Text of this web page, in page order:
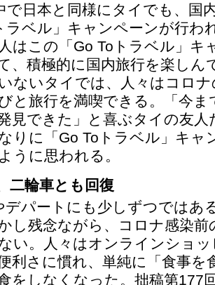
で日本と同様にタイでも、国
ラベル」キャンペーンが行わ
はこの「Go Toトラベル」キ
、積極的に国内旅行を楽しん
ないタイでは、人々はコロ
と旅行を満喫できる。「今
見できた」と喜ぶタイの友
りに「Go Toトラベル」キャ
うに思われる。
二輪車とも回復
デパートにも少しずつではあ
し残念ながら、コロナ感染
い。人々はオンラインショ
利さに慣れ、単純に「食事を
をしなくなった。拙稿第177